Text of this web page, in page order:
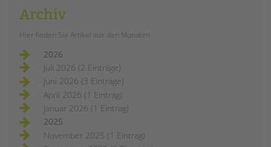
Archiv
Hier finden Sie Artikel aus den Monaten
2026
Juli 2026 (2 Einträge)
Juni 2026 (3 Einträge)
April 2026 (1 Eintrag)
Januar 2026 (1 Eintrag)
2025
November 2025 (1 Eintrag)